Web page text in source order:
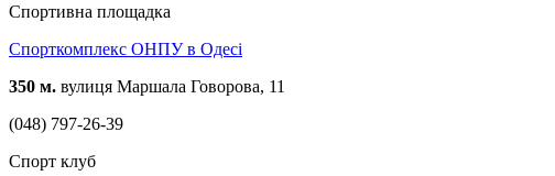
Спортивна площадка
Спорткомплекс ОНПУ в Одесі
350 м. вулиця Маршала Говорова, 11
(048) 797-26-39
Спорт клуб